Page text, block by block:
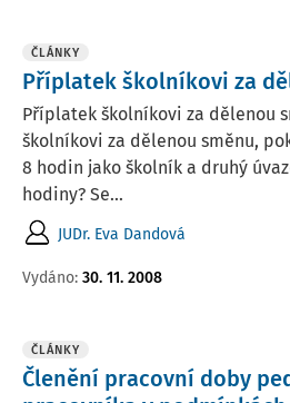
ČLÁNKY
Příplatek školníkovi za
Příplatek školníkovi za dělenou
školníkovi za dělenou směnu,
8 hodin jako školník a druhý
hodiny? Se...
JUDr. Eva Dandová
Vydáno: 30. 11. 2008
ČLÁNKY
Členění pracovní doby